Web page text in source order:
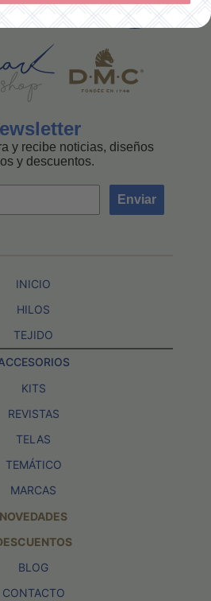
y recibe noticias, diseños
y descuentos.
Enviar
INICIO
HILOS
TEJIDO
KITS
REVISTAS
TELAS
TEMÁTICO
MARCAS
NOVEDADES
BLOG
CONTACTO